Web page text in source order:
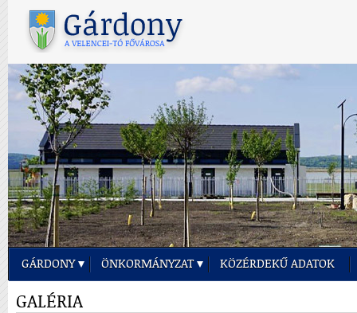
GÁRDONY ÖNKORMÁNYZAT KÖZÉRDEKŰ ADATOK
GALÉRIA